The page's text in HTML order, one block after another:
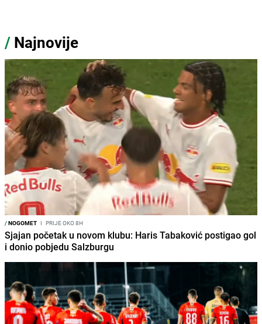
/ Najnovije
/NOGOMET I PRIJE OKO 8H
Sjajan početak u novom klubu: Haris Tabaković postigao gol
i donio pobjedu Salzburgu